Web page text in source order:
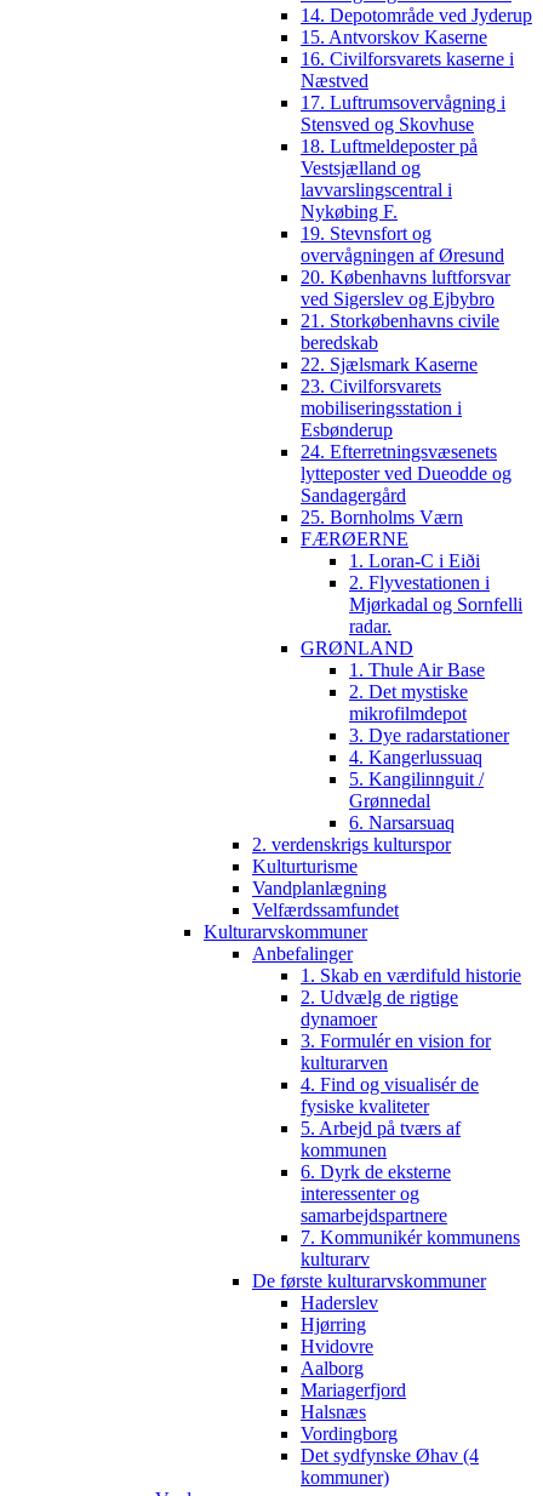
14. Depotområde ved Jyderup
15. Antvorskov Kaserne
16. Civilforsvarets kaserne i
Næstved
17. Luftrumsovervågning i
Stensved og Skovhuse
18. Luftmeldeposter på
Vestsjælland og
lavvarslingscentral i
Nykøbing F.
19. Stevnsfort og
overvågningen af Øresund
20. Københavns luftforsvar
ved Sigerslev og Ejbybro
21. Storkøbenhavns civile
beredskab
22. Sjælsmark Kaserne
23. Civilforsvarets
mobiliseringsstation i
Esbønderup
24. Efterretningsvæsenets
lytteposter ved Dueodde og
Sandagergård
25. Bornholms Værn
FÆRØERNE
1. Loran-C i Eiði
2. Flyvestationen i
Mjørkadal og Sornfelli
radar.
GRØNLAND
1. Thule Air Base
2. Det mystiske
mikrofilmdepot
3. Dye radarstationer
4. Kangerlussuaq
5. Kangilinnguit /
Grønnedal
6. Narsarsuaq
2. verdenskrigs kulturspor
Kulturturisme
Vandplanlægning
Velfærdssamfundet
Kulturarvskommuner
Anbefalinger
1. Skab en værdifuld historie
2. Udvælg de rigtige
dynamoer
3. Formulér en vision for
kulturarven
4. Find og visualisér de
fysiske kvaliteter
5. Arbejd på tværs af
kommunen
6. Dyrk de eksterne
interessenter og
samarbejdspartnere
7. Kommunikér kommunens
kulturarv
De første kulturarvskommuner
Haderslev
Hjørring
Hvidovre
Aalborg
Mariagerfjord
Halsnæs
Vordingborg
Det sydfynske Øhav (4
kommuner)